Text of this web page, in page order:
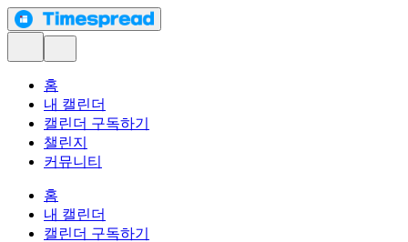
홈
내 캘린더
캘린더 구독하기
챌린지
커뮤니티
홈
내 캘린더
캘린더 구독하기